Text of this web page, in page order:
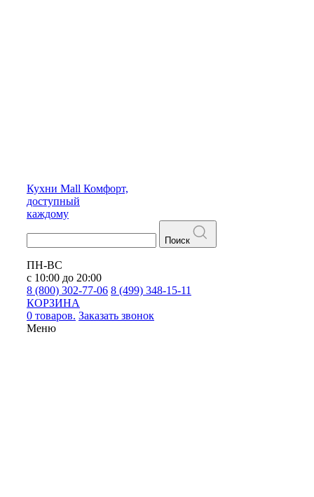
Кухни Mall Комфорт,
доступный
каждому
Поиск
ПН-ВС
с 10:00 до 20:00
8 (800) 302-77-06 8 (499) 348-15-11
КОРЗИНА
0 товаров. Заказать звонок
Меню